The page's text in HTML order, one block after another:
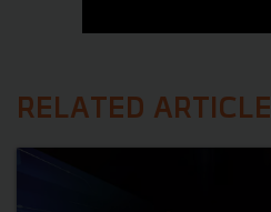
RELATED ARTICLE